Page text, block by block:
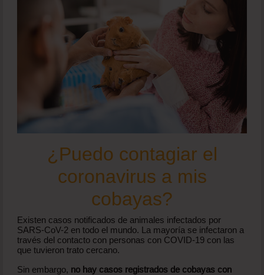
¿Puedo contagiar el
coronavirus a mis
cobayas?
Existen casos notificados de animales infectados por
SARS-CoV-2 en todo el mundo. La mayoría se infectaron a
través del contacto con personas con COVID-19 con las
que tuvieron trato cercano.
Sin embargo, no hay casos registrados de cobayas con